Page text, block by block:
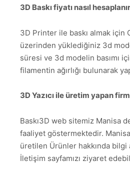
3D Baskı fiyatı nasıl
3D Printer ile baskı almak için
üzerinden yüklediğiniz 3d
süresi ve 3d modelin basımı
filamentin ağırlığı bulunarak
3D Yazıcı ile üretim yapan
Baskı3D web sitemiz Manisa
faaliyet göstermektedir. Manisa
üretilen Ürünler hakkında bilgi
İletişim sayfamızı ziyaret